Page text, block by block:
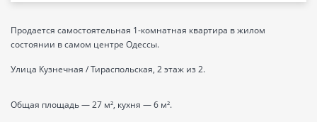
Продается самостоятельная 1-комнатная квартира в жилом
состоянии в самом центре Одессы.
Улица Кузнечная / Тираспольская, 2 этаж из 2.
Общая площадь — 27 м², кухня — 6 м².